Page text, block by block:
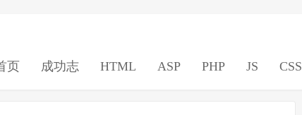
页 成功志 HTML ASP PHP JS CSS